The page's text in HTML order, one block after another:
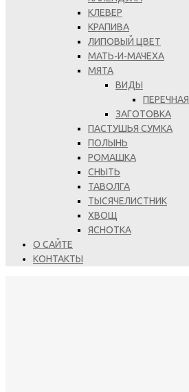
КЛЕВЕР
КРАПИВА
ЛИПОВЫЙ ЦВЕТ
МАТЬ-И-МАЧЕХА
МЯТА
ВИДЫ
ПЕРЕЧНАЯ
ЗАГОТОВКА
ПАСТУШЬЯ СУМКА
ПОЛЫНЬ
РОМАШКА
СНЫТЬ
ТАВОЛГА
ТЫСЯЧЕЛИСТНИК
ХВОЩ
ЯСНОТКА
О САЙТЕ
КОНТАКТЫ